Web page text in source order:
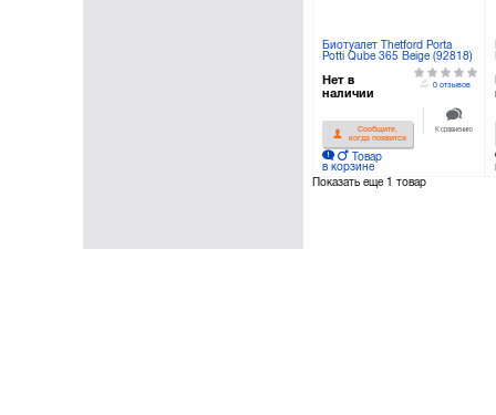
Биотуалет Thetford Porta
Potti Qube 365 Beige (92818)
Нет в
наличии
Сообщите,
когда появится
Товар
в корзине
0 отзывов
К сравнению
Показать еще1 товар